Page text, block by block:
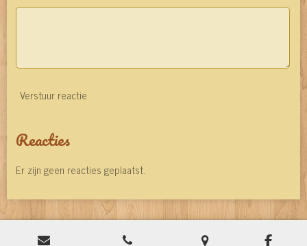
Verstuur reactie
Reacties
Er zijn geen reacties geplaatst.